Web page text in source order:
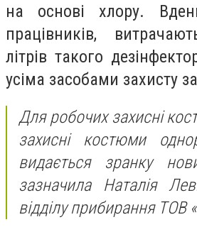
на основі хлору.
працівників,
літрів такого
усіма засобами захисту
Для робочих захисні
захисні костюми
видається зранку
зазначила Наталія
відділу прибирання ТОВ